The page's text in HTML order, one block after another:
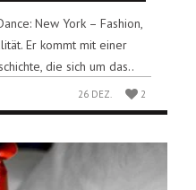
New York – Fashion,
Er kommt mit einer
die sich um das..
26 DEZ. 2